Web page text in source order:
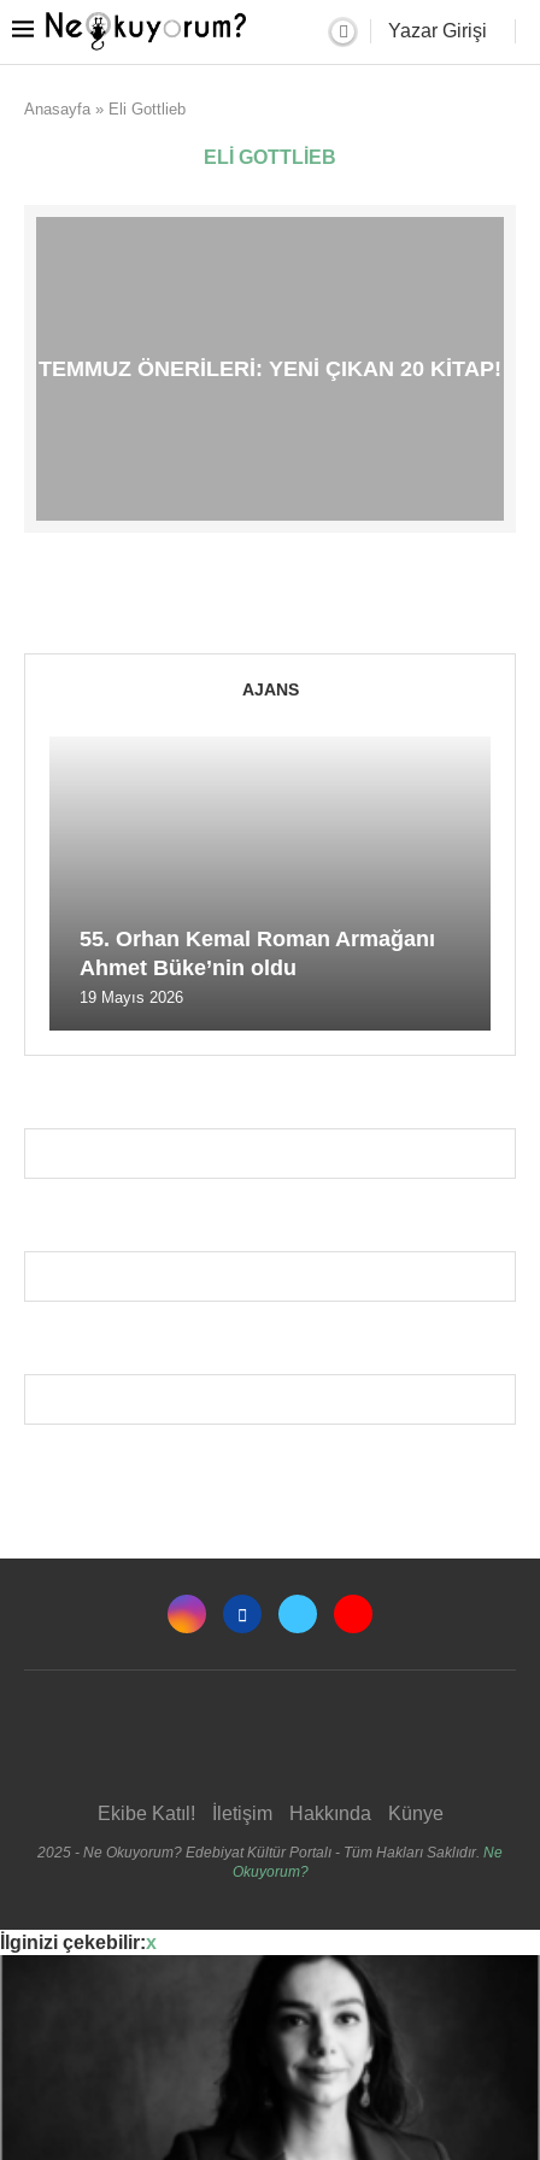
Yazar Girişi
Anasayfa » Eli Gottlieb
ELI GOTTLIEB
TEMMUZ ÖNERILERI: YENI ÇIKAN 20 KITAP!
AJANS
55. Orhan Kemal Roman Armağanı
Ahmet Büke’nin oldu
19 Mayıs 2026
Ekibe Katıl! İletişim Hakkında Künye
2025 - Ne Okuyorum? Edebiyat Kültür Portalı - Tüm Hakları Saklıdır. Ne
Okuyorum?
İlginizi çekebilir:x